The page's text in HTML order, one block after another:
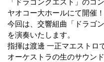
「ドラゴンクエスト」のコ
ヤオコー大ホールにて開催！
今回は、交響組曲「ドラゴ
を演奏いたします。
指揮は渡邊 一正マエストロ
オーケストラの生のサウン